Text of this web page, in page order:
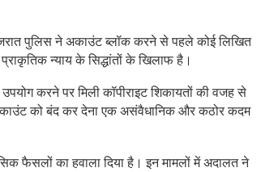
पुलिस ने अकाउंट ब्लॉक करने से पहले कोई लिखित
न्याय के सिद्धांतों के खिलाफ है।
उपयोग करने पर मिली कॉपीराइट शिकायतों की वजह से
अकाउंट को बंद कर देना एक असंवैधानिक और कठोर कदम
फैसलों का हवाला दिया है। इन मामलों में अदालत ने